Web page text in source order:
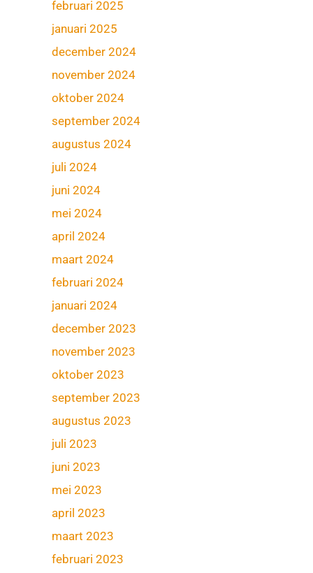
februari 2025
januari 2025
december 2024
november 2024
oktober 2024
september 2024
augustus 2024
juli 2024
juni 2024
mei 2024
april 2024
maart 2024
februari 2024
januari 2024
december 2023
november 2023
oktober 2023
september 2023
augustus 2023
juli 2023
juni 2023
mei 2023
april 2023
maart 2023
februari 2023